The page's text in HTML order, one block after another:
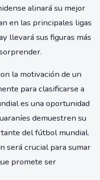
alinará su mejor
en las principales ligas
llevará sus figuras más
la motivación de un
para clasificarse a
es una oportunidad
demuestren su
del fútbol mundial.
será crucial para sumar
promete ser